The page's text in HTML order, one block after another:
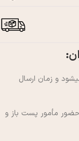
و زمان ارسال
حضور مأمور پست باز و